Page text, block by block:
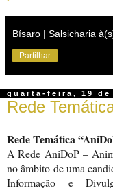
Bísaro | Salsicharia
Partilhar
quarta-feira, 19 de
Rede
Rede Temática
A Rede AniDoP –
no âmbito de uma
Informação e